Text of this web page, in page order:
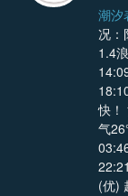
潮汐
况：
1.4
快！ 黄岛[2026-8-11] 天气情况：大雨；水28°；
气
(优)